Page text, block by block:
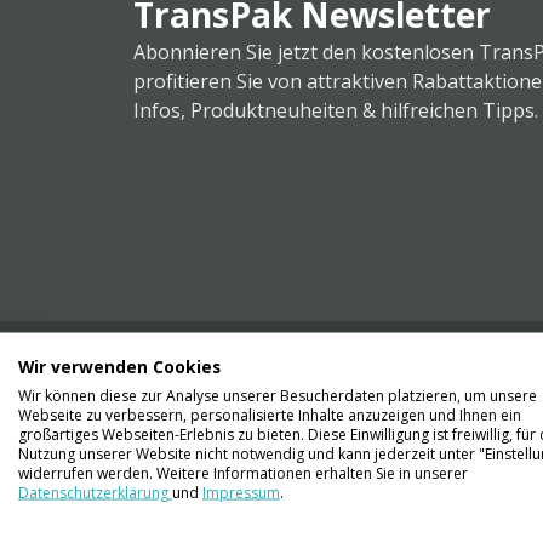
TransPak Newsletter
Abonnieren Sie jetzt den kostenlosen
profitieren Sie von attraktiven
Infos, Produktneuheiten & hilfreichen Tipps.
Kontaktieren Sie uns
061 711 73 56
Wir verwenden Cookies
Wir können diese zur Analyse unserer Besucherdaten platzieren, um unsere
Webseite zu verbessern, personalisierte Inhalte anzuzeigen und Ihnen ein
großartiges Webseiten-Erlebnis zu bieten. Diese Einwilligung ist freiwillig, für
Nutzung unserer Website nicht notwendig und kann jederzeit unter
widerrufen werden. Weitere Informationen erhalten Sie in unserer
Datenschutzerklärungund Impressum.